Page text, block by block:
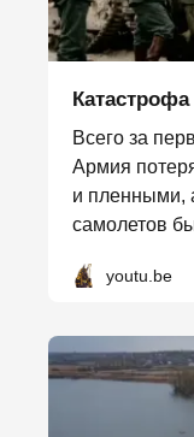
Всего за
Армия
и пленными,
самолетов
youtu.be